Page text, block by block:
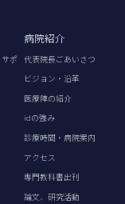
ポ
病院紹介
代表院長ごあいさつ
ビジョン・沿革
医療陣の紹介
idの強み
診療時間・病院案内
アクセス
専門教科書出刊
論文、研究活動